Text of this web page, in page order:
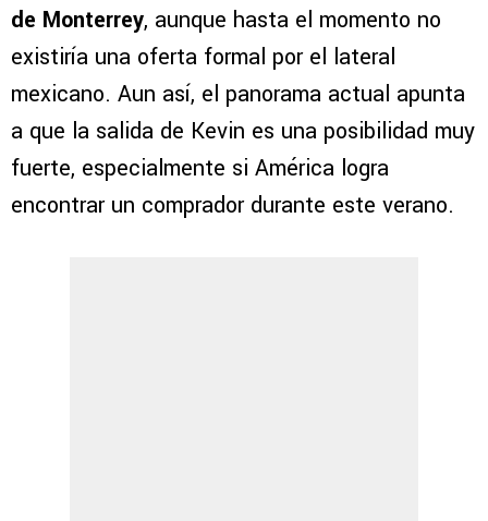
de Monterrey, aunque hasta el momento no
existiría una oferta formal por el lateral
mexicano. Aun así, el panorama actual apunta
a que la salida de Kevin es una posibilidad muy
fuerte, especialmente si América logra
encontrar un comprador durante este verano.